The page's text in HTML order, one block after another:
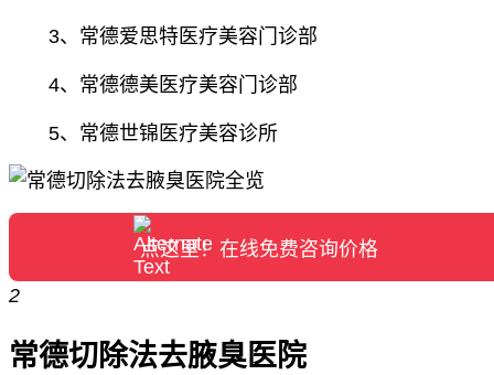
3、常德爱思特医疗美容门诊部
4、常德德美医疗美容门诊部
5、常德世锦医疗美容诊所
点这里！在线免费咨询价格
2
常德切除法去腋臭医院